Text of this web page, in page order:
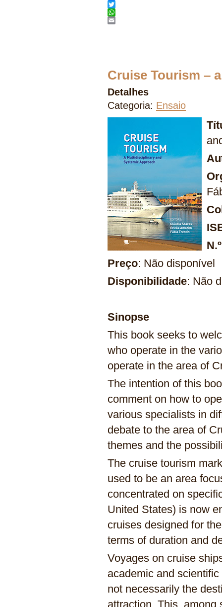
Facebook
Twitter
WhatsApp
Cruise Tourism –
Detalhes
Categoria: Ensaio
Preço: Não disponível
Disponibilidade: Não
Sinopse
This book seeks to
who operate in the
operate in the area of
The intention of this
comment on how to
various specialists in
debate to the area of
themes and the
The cruise tourism
used to be an area
concentrated on
United States) is now
cruises designed for
terms of duration and
Voyages on cruise
academic and
not necessarily the
attraction. This, among